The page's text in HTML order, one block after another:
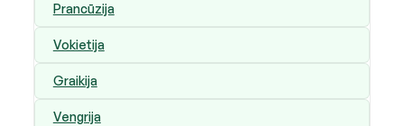
Prancūzija
Vokietija
Graikija
Vengrija